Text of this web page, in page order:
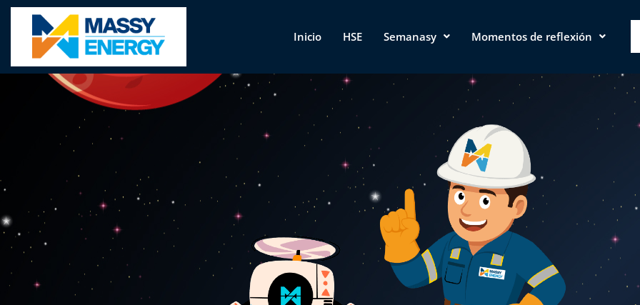
Inicio HSE Semanasy Momentos de reflexión